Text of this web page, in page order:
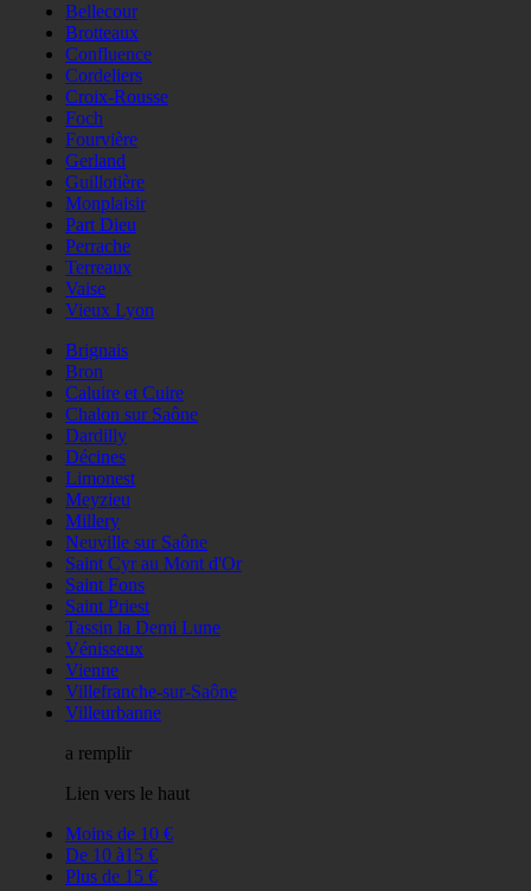
Bellecour
Brotteaux
Confluence
Cordeliers
Croix-Rousse
Foch
Fourvière
Gerland
Guillotière
Monplaisir
Part Dieu
Perrache
Terreaux
Vaise
Vieux Lyon
Brignais
Bron
Caluire et Cuire
Chalon sur Saône
Dardilly
Décines
Limonest
Meyzieu
Millery
Neuville sur Saône
Saint Cyr au Mont d'Or
Saint Fons
Saint Priest
Tassin la Demi Lune
Vénisseux
Vienne
Villefranche-sur-Saône
Villeurbanne
a remplir
Lien vers le haut
Moins de 10 €
De 10 à15 €
Plus de 15 €